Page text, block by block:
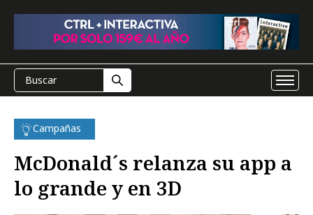
Campañas
McDonald´s relanza su app a
lo grande y en 3D